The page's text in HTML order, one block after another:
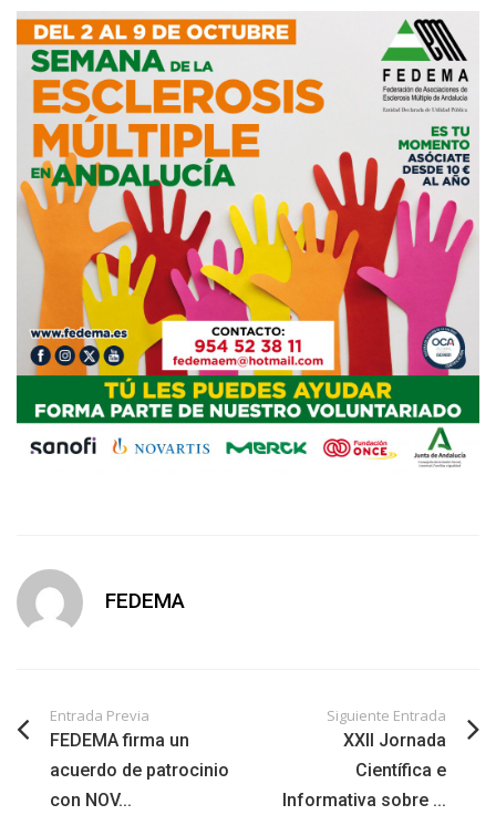
FEDEMA
Entrada Previa
FEDEMA firma un
acuerdo de patrocinio
con NOV...
Siguiente Entrada
XXII Jornada
Científica e
Informativa sobre ...